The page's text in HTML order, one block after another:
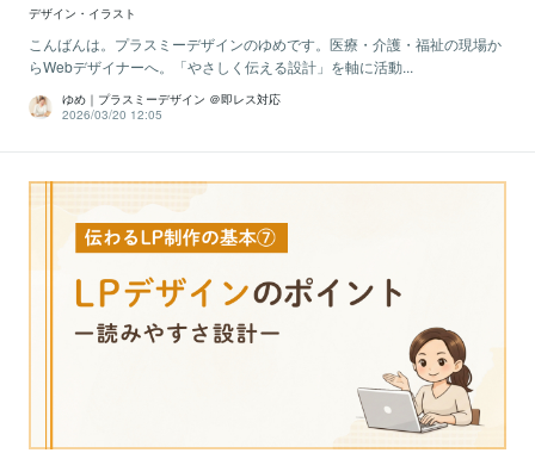
デザイン・イラスト
こんばんは。プラスミーデザインのゆめです。医療・介護・福祉の現場か
らWebデザイナーへ。「やさしく伝える設計」を軸に活動...
ゆめ｜プラスミーデザイン ＠即レス対応
2026/03/20 12:05